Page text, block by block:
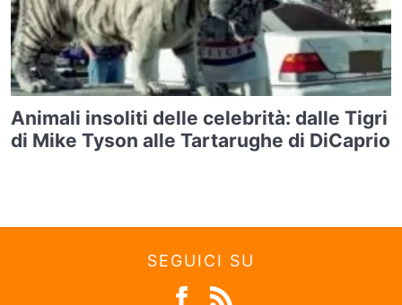
Animali insoliti delle celebrità: dalle Tigri
di Mike Tyson alle Tartarughe di DiCaprio
SEGUICI SU